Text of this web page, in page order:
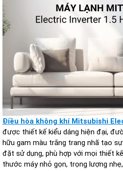
Điều hòa không khí Mitsubishi
được thiết kế kiểu dáng hiện đại,
hữu gam màu trắng trang nhã tạo
đặt sử dụng, phù hợp với mọi thiết
thước máy nhỏ gọn, trọng lượng